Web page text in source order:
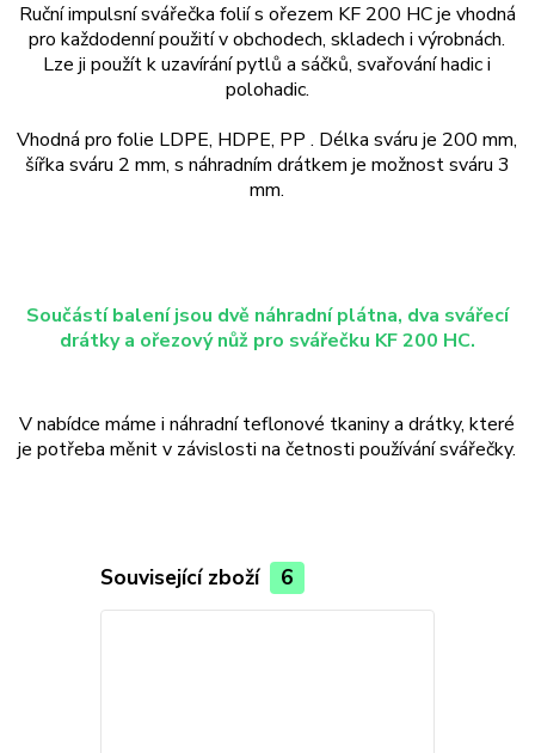
Ruční impulsní svářečka folií s ořezem KF 200 HC je vhodná
pro každodenní použití v obchodech, skladech i výrobnách.
Lze ji použít k uzavírání pytlů a sáčků, svařování hadic i
polohadic.
Vhodná pro folie LDPE, HDPE, PP . Délka sváru je 200 mm,
šířka sváru 2 mm, s náhradním drátkem je možnost sváru 3
mm.
Součástí balení jsou dvě náhradní plátna, dva svářecí
drátky a ořezový nůž pro svářečku KF 200 HC.
V nabídce máme i náhradní teflonové tkaniny a drátky, které
je potřeba měnit v závislosti na četnosti používání svářečky.
Související zboží 6